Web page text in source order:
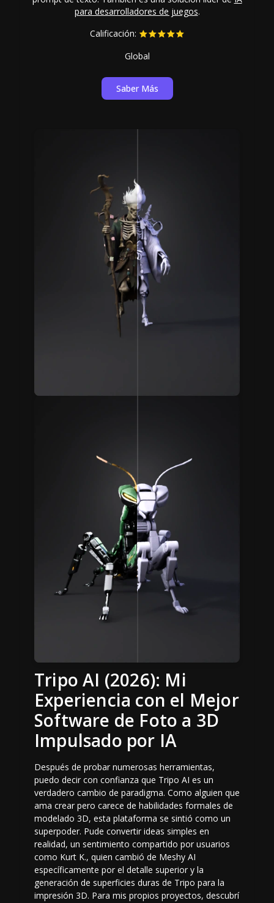
para desarrolladores de juegos.
Calificación:
Global
Saber Más
Tripo AI (2026): Mi
Experiencia con el Mejor
Software de Foto a 3D
Impulsado por IA
Después de probar numerosas herramientas,
puedo decir con confianza que Tripo AI es un
verdadero cambio de paradigma. Como alguien que
ama crear pero carece de habilidades formales de
modelado 3D, esta plataforma se sintió como un
superpoder. Pude convertir ideas simples en
realidad, un sentimiento compartido por usuarios
como Kurt K., quien cambió de Meshy AI
específicamente por el detalle superior y la
generación de superficies duras de Tripo para la
impresión 3D. Para mis propios proyectos, descubrí